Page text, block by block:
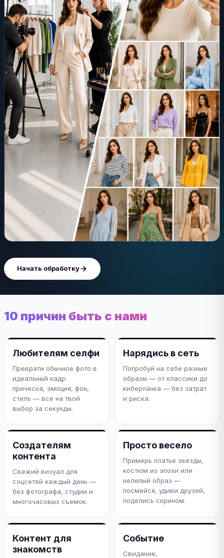
Начать обработку
10 причин быть с нами
Любителям селфи
Преврати обычное фото в
идеальный кадр:
прическа, эмоция, фон,
стиль — все на твой
выбор за секунды.
Нарядись в сеть
Попробуй на себе разные
образы — от классики до
киберпанка — без затрат
и риска.
Создателям
контента
Свежий визуал для
соцсетей каждый день —
без фотографа, студии и
многочасовых съемок.
Просто весело
Примерь платье звезды,
костюм из эпохи или
нелепый образ —
посмейся, удиви друзей,
поделись скрином.
Контент для
знакомств
Событие
Свидание,